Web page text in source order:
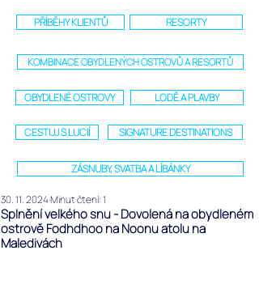
Splnění velkého snu - Dovolená na obydleném
ostrově Fodhdhoo na Noonu atolu na
Maledivách
30. 11. 2024Minut čtení: 1
PŘÍBĚHY KLIENTŮ RESORTY
KOMBINACE OBYDLENÝCH OSTROVŮ A RESORTŮ
OBYDLENÉ OSTROVY LODĚ A PLAVBY
CESTUJ S LUCIÍ SIGNATURE DESTINATIONS
ZÁSNUBY, SVATBA A LÍBÁNKY